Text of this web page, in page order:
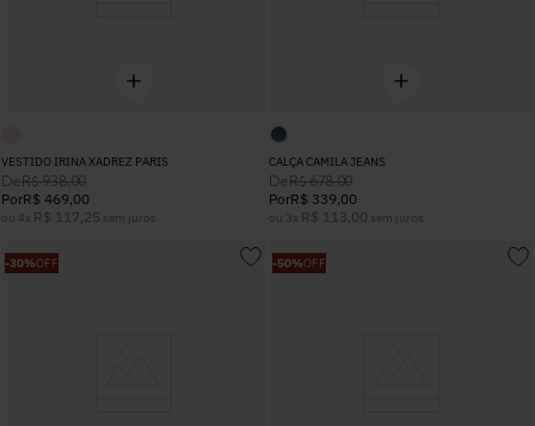
VESTIDO IRINA XADREZ PARIS
DeR$ 938,00
PorR$ 469,00
ou 4 x R$ 117,25 sem juros
CALÇA CAMILA JEANS
DeR$ 678,00
PorR$ 339,00
ou 3 x R$ 113,00 sem juros
-30%OFF -50%OFF